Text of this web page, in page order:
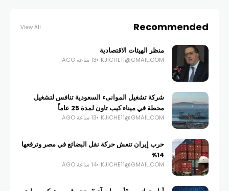
Recommended
View All
منظر الهيئات الاقتصادية
KJICHE11@GMAIL.COM 13 ساعة AGO
شركة تشغيل الموانىء السعودية تنافس لتشغيل
محطة في ميناء كيب تاون لمدة 25 عاماً
KJICHE11@GMAIL.COM 13 ساعة AGO
حرب إيران تنعش حركة نقل البضائع في مصر وترفعها
14%
KJICHE11@GMAIL.COM 14 ساعة AGO